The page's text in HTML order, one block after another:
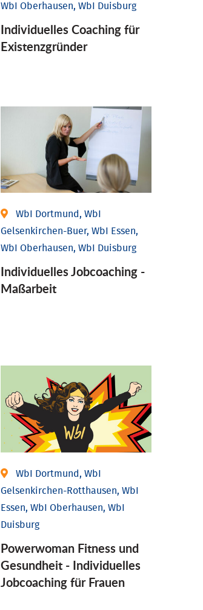
WbI Oberhausen, WbI Duisburg
Individu­elles Coaching für
Existenz­gründer
WbI Dortmund, WbI
Gelsenkirchen-Buer, WbI Essen,
WbI Oberhausen, WbI Duisburg
Individu­elles Job­coaching -
Maßarbeit
WbI Dortmund, WbI
Gelsenkirchen-Rotthausen, WbI
Essen, WbI Oberhausen, WbI
Duisburg
Powerwoman Fitness und
Gesund­heit - Individu­elles
Job­coaching für Frauen